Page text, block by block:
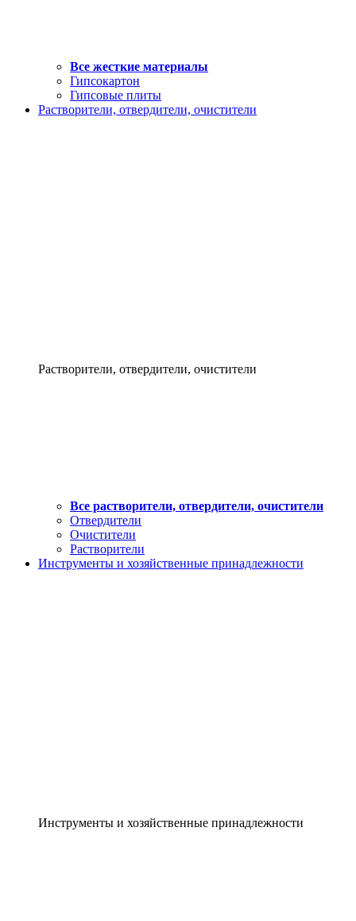
Все жесткие материалы
Гипсокартон
Гипсовые плиты
Растворители, отвердители, очистители
Растворители, отвердители, очистители
Все растворители, отвердители, очистители
Отвердители
Очистители
Растворители
Инструменты и хозяйственные принадлежности
Инструменты и хозяйственные принадлежности